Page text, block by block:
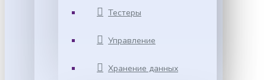
Тестеры
Управление
Хранение данных